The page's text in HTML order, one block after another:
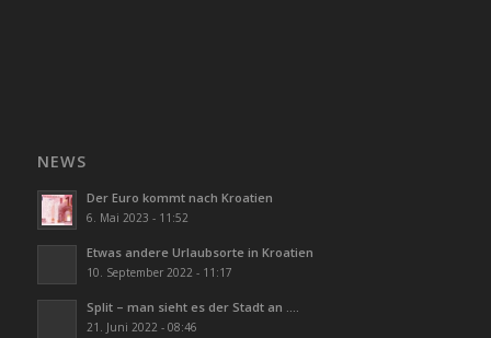
NEWS
Der Euro kommt nach Kroatien
6. Mai 2023 - 11:52
Etwas andere Urlaubsorte in Kroatien
10. September 2022 - 11:17
Split – man sieht es der Stadt an ….
21. Juni 2022 - 08:46